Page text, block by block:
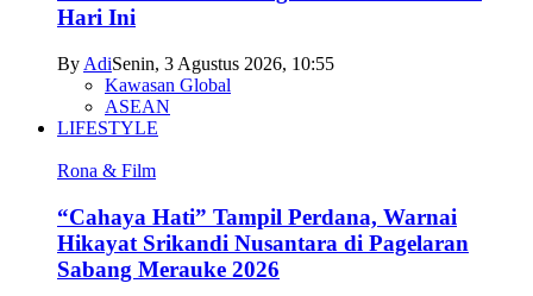
Hari Ini
By AdiSenin, 3 Agustus 2026, 10:55
Kawasan Global
ASEAN
LIFESTYLE
Rona & Film
“Cahaya Hati” Tampil Perdana, Warnai
Hikayat Srikandi Nusantara di Pagelaran
Sabang Merauke 2026